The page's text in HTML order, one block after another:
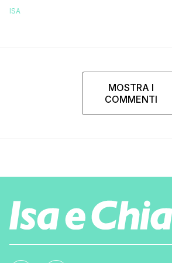
ISA
MOSTRA I
COMMENTI